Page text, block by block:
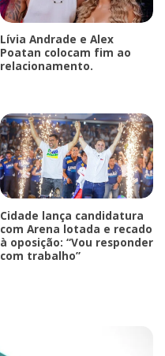
Lívia Andrade e Alex
Poatan colocam fim ao
relacionamento.
Cidade lança candidatura
com Arena lotada e recado
à oposição: “Vou responder
com trabalho”